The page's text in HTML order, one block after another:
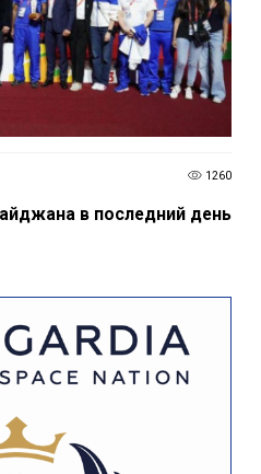
1260
в последний день